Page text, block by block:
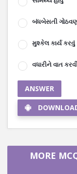
બંધબેસતી
મુશ્કેલ કાર્ય કરવું
વધારીને વાત
ANSWER
MORE